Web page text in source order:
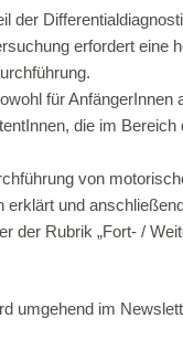
der
erfordert eine
für AnfängerInnen
die im
von
und
der Rubrik „Fort- /
umgehend im
für Unternehmer